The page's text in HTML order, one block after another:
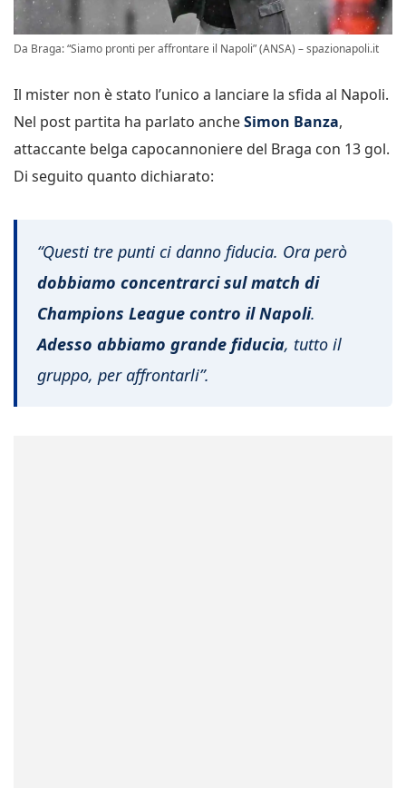
Da Braga: “Siamo pronti per affrontare il Napoli” (ANSA) – spazionapoli.it
Il mister non è stato l’unico a lanciare la sfida al Napoli.
Nel post partita ha parlato ancheSimon Banza,
attaccante belga capocannoniere del Braga con 13 gol.
Di seguito quanto dichiarato:
“Questi tre punti ci danno fiducia. Ora però
dobbiamo concentrarci sul match di
Champions League contro il Napoli.
Adesso abbiamo grande fiducia, tutto il
gruppo, per affrontarli”.